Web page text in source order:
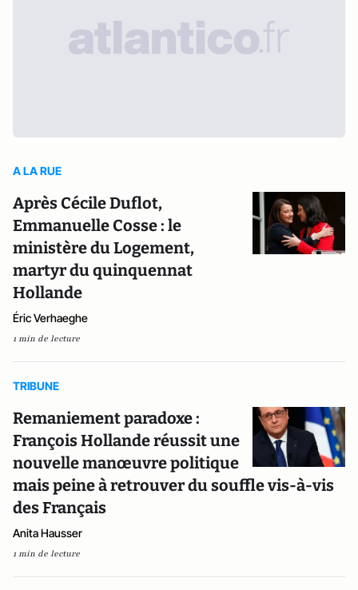
A LA RUE
Après Cécile Duflot,
Emmanuelle Cosse : le
ministère du Logement,
martyr du quinquennat
Hollande
Éric Verhaeghe
1 min de lecture
TRIBUNE
Remaniement paradoxe :
François Hollande réussit une
nouvelle manœuvre politique
mais peine à retrouver du souffle vis-à-vis
des Français
Anita Hausser
1 min de lecture